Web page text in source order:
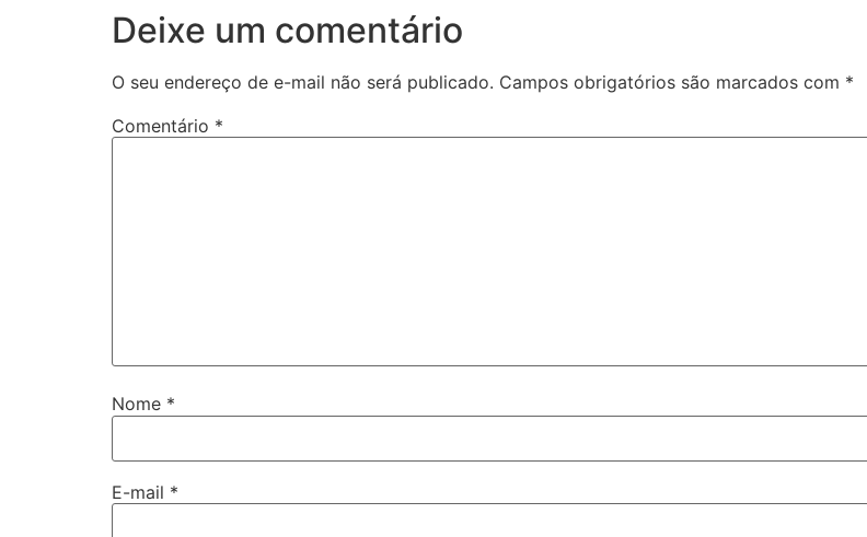
Deixe um comentário
O seu endereço de e-mail não será publicado. Campos obrigatórios são marcados com *
Comentário *
Nome *
E-mail *